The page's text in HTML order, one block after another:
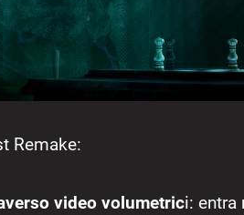
Remake:
video volumetrici: entra